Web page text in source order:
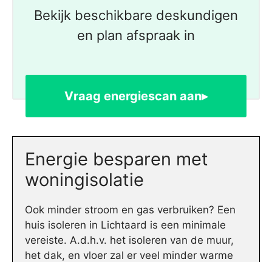
Bekijk beschikbare deskundigen
en plan afspraak in
Vraag energiescan aan▸
Energie besparen met
woningisolatie
Ook minder stroom en gas verbruiken? Een
huis isoleren in Lichtaard is een minimale
vereiste. A.d.h.v. het isoleren van de muur,
het dak, en vloer zal er veel minder warme